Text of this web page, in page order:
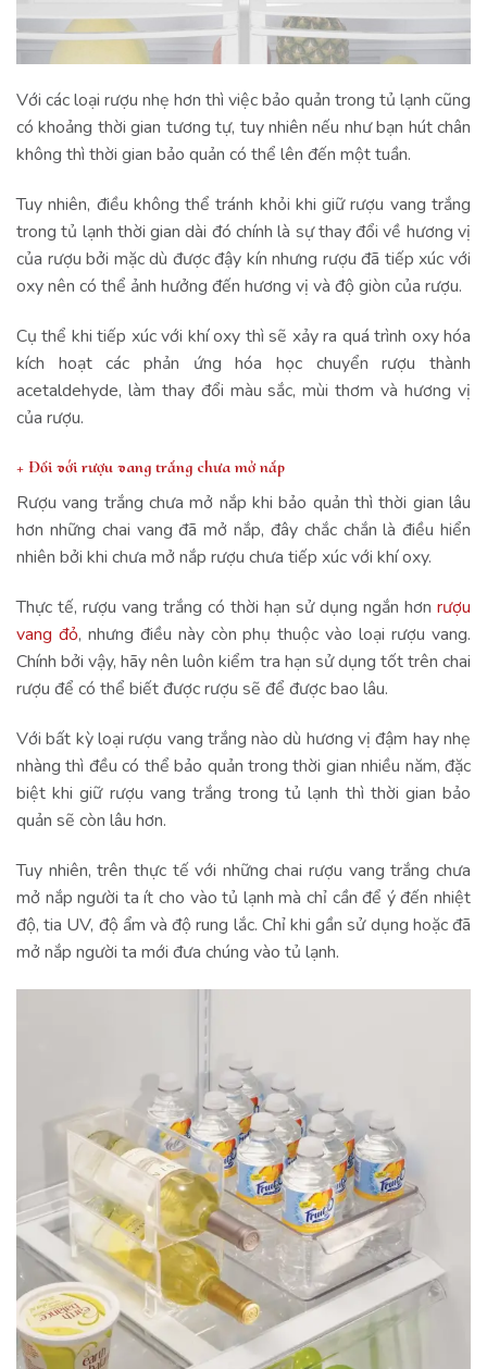
Với các loại rượu nhẹ hơn thì việc bảo quản trong tủ lạnh cũng
có khoảng thời gian tương tự, tuy nhiên nếu như bạn hút chân
không thì thời gian bảo quản có thể lên đến một tuần.
Tuy nhiên, điều không thể tránh khỏi khi giữ rượu vang trắng
trong tủ lạnh thời gian dài đó chính là sự thay đổi về hương vị
của rượu bởi mặc dù được đậy kín nhưng rượu đã tiếp xúc với
oxy nên có thể ảnh hưởng đến hương vị và độ giòn của rượu.
Cụ thể khi tiếp xúc với khí oxy thì sẽ xảy ra quá trình oxy hóa
kích hoạt các phản ứng hóa học chuyển rượu thành
acetaldehyde, làm thay đổi màu sắc, mùi thơm và hương vị
của rượu.
+ Đối với rượu vang trắng chưa mở nắp
Rượu vang trắng chưa mở nắp khi bảo quản thì thời gian lâu
hơn những chai vang đã mở nắp, đây chắc chắn là điều hiển
nhiên bởi khi chưa mở nắp rượu chưa tiếp xúc với khí oxy.
Thực tế, rượu vang trắng có thời hạn sử dụng ngắn hơn rượu
vang đỏ, nhưng điều này còn phụ thuộc vào loại rượu vang.
Chính bởi vậy, hãy nên luôn kiểm tra hạn sử dụng tốt trên chai
rượu để có thể biết được rượu sẽ để được bao lâu.
Với bất kỳ loại rượu vang trắng nào dù hương vị đậm hay nhẹ
nhàng thì đều có thể bảo quản trong thời gian nhiều năm, đặc
biệt khi giữ rượu vang trắng trong tủ lạnh thì thời gian bảo
quản sẽ còn lâu hơn.
Tuy nhiên, trên thực tế với những chai rượu vang trắng chưa
mở nắp người ta ít cho vào tủ lạnh mà chỉ cần để ý đến nhiệt
độ, tia UV, độ ẩm và độ rung lắc. Chỉ khi gần sử dụng hoặc đã
mở nắp người ta mới đưa chúng vào tủ lạnh.